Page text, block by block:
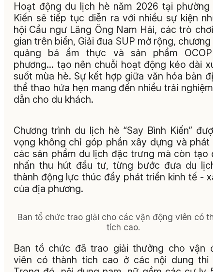
Hoạt động du lịch hè năm 2026 tại phường
Kiến sẽ tiếp tục diễn ra với nhiều sự kiện
hội Cầu ngư Lăng Ông Nam Hải, các trò chơi
gian trên biển, Giải đua SUP mở rộng, chương
quảng bá ẩm thực và sản phẩm OCOP
phương... tạo nên chuỗi hoạt động kéo dài
suốt mùa hè. Sự kết hợp giữa văn hóa bản
thể thao hứa hẹn mang đến nhiều trải nghiệm
dẫn cho du khách.
Chương trình du lịch hè “Say Bình Kiến”
vọng không chỉ góp phần xây dựng và phát
các sản phẩm du lịch đặc trưng mà còn tạo
nhấn thu hút đầu tư, từng bước đưa du
thành động lực thúc đẩy phát triển kinh tế -
của địa phương.
Ban tổ chức trao giải cho các vận động viên có
tích cao.
Ban tổ chức đã trao giải thưởng cho vận
viên có thành tích cao ở các nội dung thi